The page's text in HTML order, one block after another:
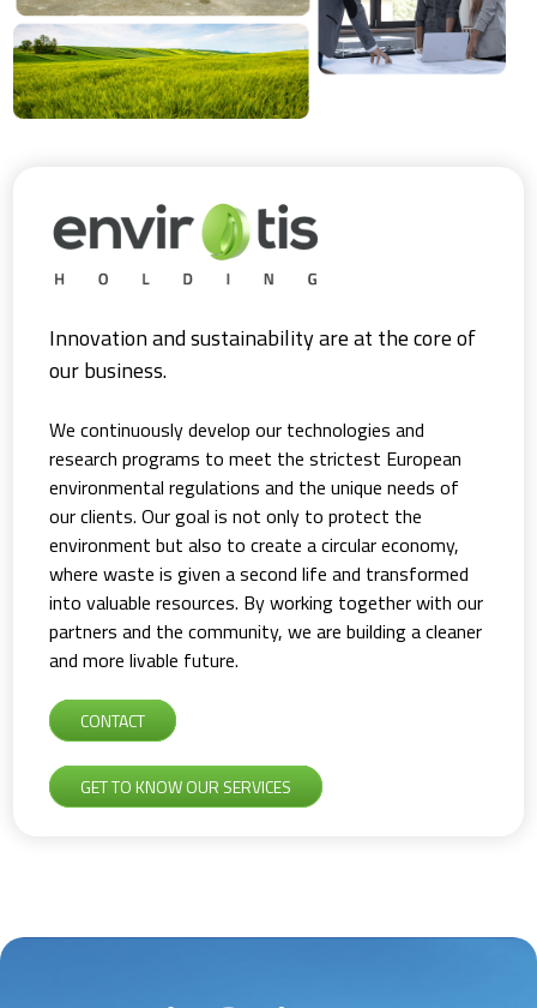
Innovation and sustainability are at the core of
our business.
We continuously develop our technologies and
research programs to meet the strictest European
environmental regulations and the unique needs of
our clients. Our goal is not only to protect the
environment but also to create a circular economy,
where waste is given a second life and transformed
into valuable resources. By working together with our
partners and the community, we are building a cleaner
and more livable future.
CONTACT
GET TO KNOW OUR SERVICES